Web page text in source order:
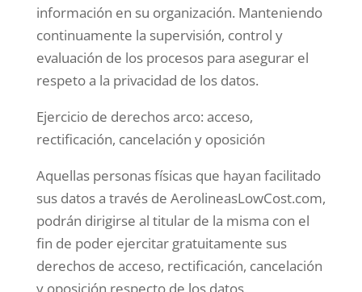
información en su organización. Manteniendo
continuamente la supervisión, control y
evaluación de los procesos para asegurar el
respeto a la privacidad de los datos.
Ejercicio de derechos arco: acceso,
rectificación, cancelación y oposición
Aquellas personas físicas que hayan facilitado
sus datos a través de AerolineasLowCost.com,
podrán dirigirse al titular de la misma con el
fin de poder ejercitar gratuitamente sus
derechos de acceso, rectificación, cancelación